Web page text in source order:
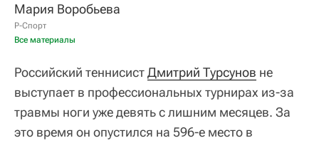
Мария Воробьева
Р-Спорт
Все материалы
Российский теннисистДмитрий Турсунов не
выступает в профессиональных турнирах из-за
травмы ноги уже девять с лишним месяцев. За
это время он опустился на 596-е место в